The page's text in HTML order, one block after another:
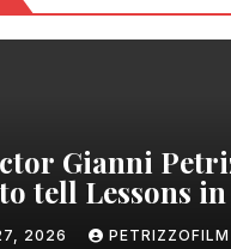
Gianni
tell Lessons
2026 PETRIZZOFILM